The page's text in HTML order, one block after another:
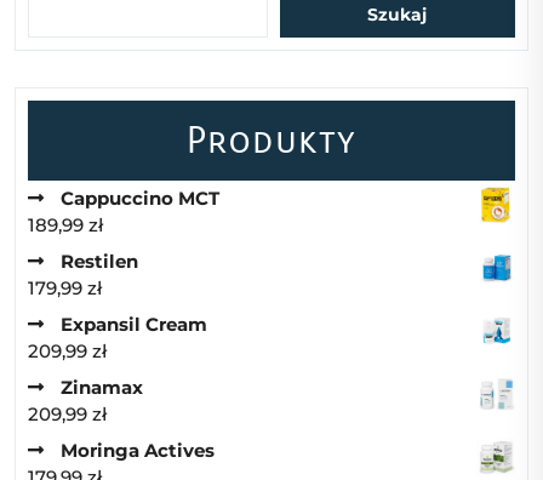
Szukaj
Produkty
Cappuccino MCT
189,99 zł
Restilen
179,99 zł
Expansil Cream
209,99 zł
Zinamax
209,99 zł
Moringa Actives